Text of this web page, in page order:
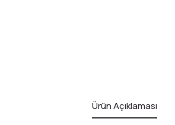
Ürün Açıklaması